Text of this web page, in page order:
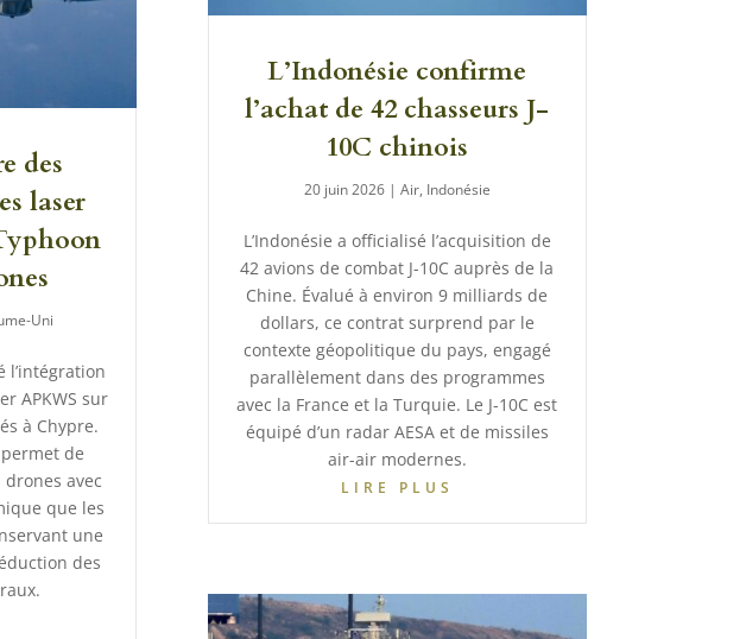
des
laser
Uni
l’intégration
APKWS sur
à Chypre.
de
avec
que les
une
des
L’Indonésie confirme
l’achat de 42 chasseurs J-
10C chinois
20 juin 2026| Air, Indonésie
L’Indonésie a officialisé l’acquisition de
42 avions de combat J-10C auprès de la
Chine. Évalué à environ 9 milliards de
dollars, ce contrat surprend par le
contexte géopolitique du pays, engagé
parallèlement dans des programmes
avec la France et la Turquie. Le J-10C est
équipé d’un radar AESA et de missiles
air-air modernes.
LIRE PLUS